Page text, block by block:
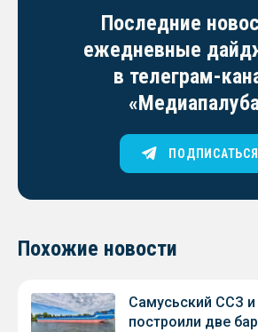
Последние
ежедневные
в телеграм-
ПОДПИСАТЬСЯ
Похожие новости
Самусьский ССЗ
построили две